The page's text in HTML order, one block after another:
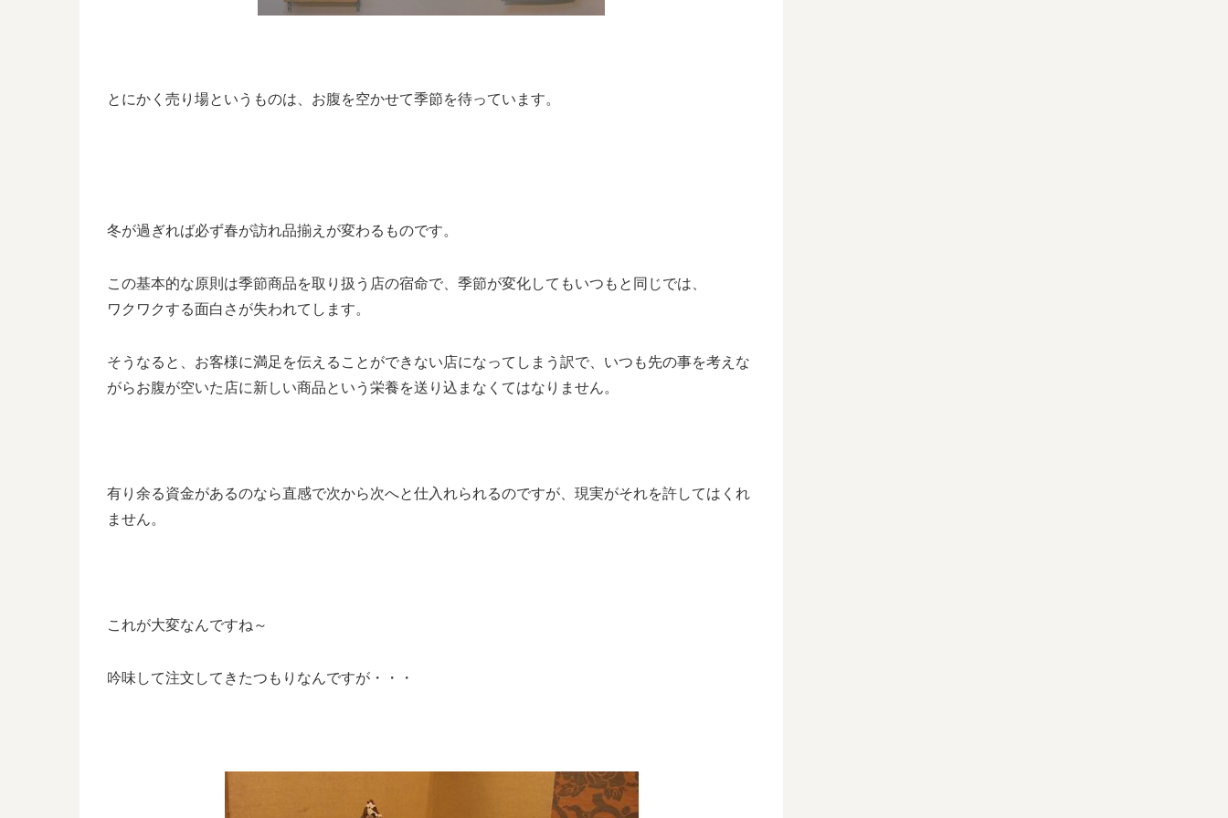
とにかく売り場というものは、お腹を空かせて季節を待っています。
冬が過ぎれば必ず春が訪れ品揃えが変わるものです。
この基本的な原則は季節商品を取り扱う店の宿命で、季節が変化してもいつもと同じでは、
ワクワクする面白さが失われてします。
そうなると、お客様に満足を伝えることができない店になってしまう訳で、いつも先の事を考えな
がらお腹が空いた店に新しい商品という栄養を送り込まなくてはなりません。
有り余る資金があるのなら直感で次から次へと仕入れられるのですが、現実がそれを許してはくれ
ません。
これが大変なんですね～
吟味して注文してきたつもりなんですが・・・